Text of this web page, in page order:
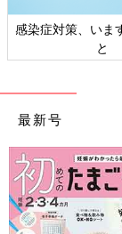
感染症対策、いま
と
最新号